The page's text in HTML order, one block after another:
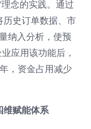
念的实践。通过
历史订单数据、市
纳入分析，使预
应用该功能后，
，资金占用减少
维赋能体系